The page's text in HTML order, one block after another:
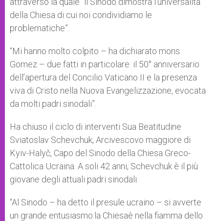
della Chiesa di cui noi condividiamo le
problematiche”.
“Mi hanno molto colpito – ha dichiarato mons.
Gomez – due fatti in particolare: il 50° anniversario
dell’apertura del Concilio Vaticano II e la presenza
viva di Cristo nella Nuova Evangelizzazione, evocata
da molti padri sinodali”.
Ha chiuso il ciclo di interventi Sua Beatitudine
Sviatoslav Schevchuk, Arcivescovo maggiore di
Kyiv-Halyč, Capo del Sinodo della Chiesa Greco-
Cattolica Ucraina. A soli 42 anni, Schevchuk è il più
giovane degli attuali padri sinodali.
“Al Sinodo – ha detto il presule ucraino – si avverte
un grande entusiasmo:la Chiesaè nella fiamma dello